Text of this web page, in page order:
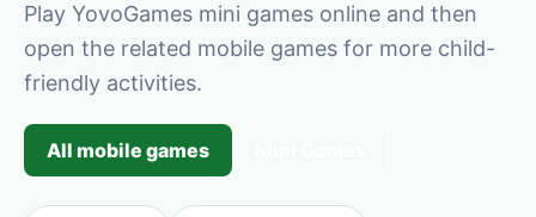
Play YovoGames mini games online and then
open the related mobile games for more child-
friendly activities.
All mobile games